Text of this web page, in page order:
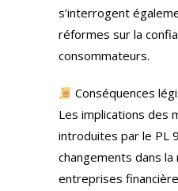
s’interrogent
réformes sur la
consommateurs.
Conséquences
Les implications des
introduites par le PL
changements dans
entreprises